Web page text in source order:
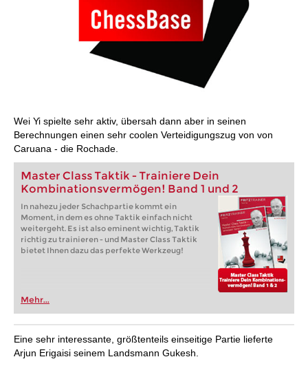
Wei Yi spielte sehr aktiv, übersah dann aber in seinen
Berechnungen einen sehr coolen Verteidigungszug von von
Caruana - die Rochade.
Master Class Taktik - Trainiere Dein
Kombinationsvermögen! Band 1 und 2
In nahezu jeder Schachpartie kommt ein
Moment, in dem es ohne Taktik einfach nicht
weitergeht. Es ist also eminent wichtig, Taktik
richtig zu trainieren - und Master Class Taktik
bietet Ihnen dazu das perfekte Werkzeug!
Mehr...
Eine sehr interessante, größtenteils einseitige Partie lieferte
Arjun Erigaisi seinem Landsmann Gukesh.